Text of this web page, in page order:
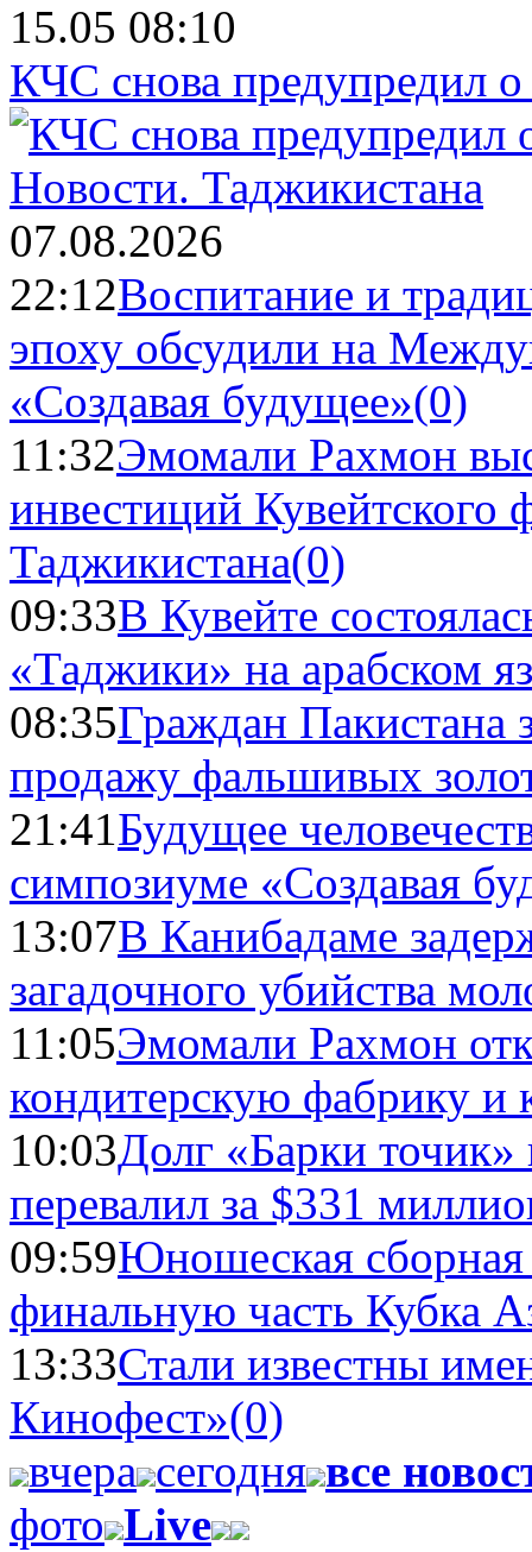
15.05 08:10
КЧС снова предупредил
Новости. Таджикистана
07.08.2026
22:12Воспитание и
эпоху обсудили на
«Создавая будущее»(0)
11:32Эмомали Рахмон
инвестиций Кувейтского
Таджикистана(0)
09:33В Кувейте
«Таджики» на арабском
08:35Граждан Пакистана
продажу фальшивых
21:41Будущее
симпозиуме «Создавая
13:07В Канибадаме
загадочного убийства
11:05Эмомали Рахмон
кондитерскую фабрику и
10:03Долг «Барки
перевалил за $331
09:59Юношеская
финальную часть Кубка
13:33Стали известны
Кинофест»(0)
вчера сегодня все
фото Live